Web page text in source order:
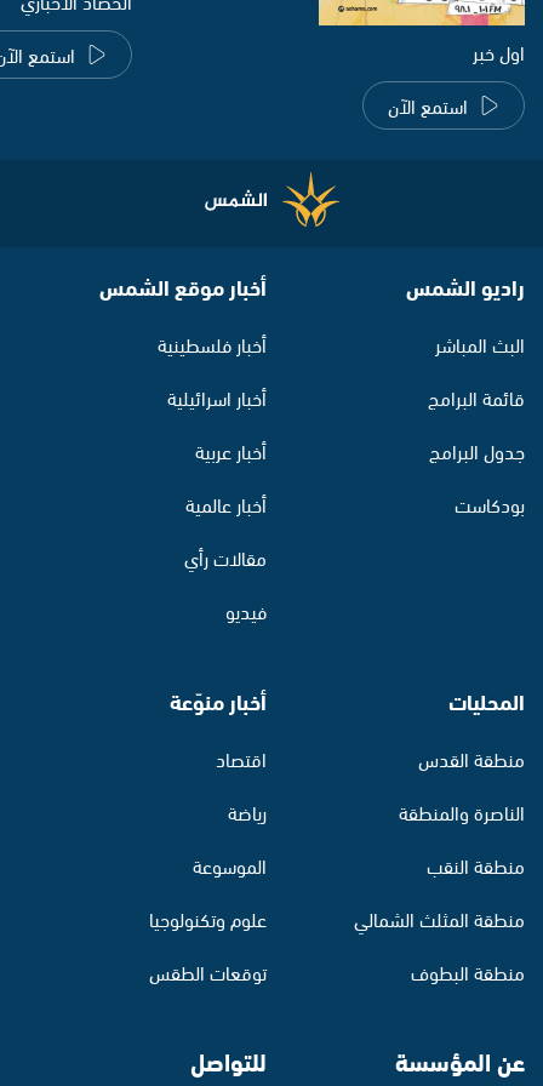
اول خبر
استمع الآن
استمع
راديو الشمس
البث المباشر
قائمة البرامج
جدول البرامج
بودكاست
أخبار موقع الشمس
أخبار فلسطينية
أخبار اسرائيلية
أخبار عربية
أخبار عالمية
مقالات رأي
فيديو
المحليات
منطقة القدس
الناصرة والمنطقة
منطقة النقب
منطقة المثلث الشمالي
منطقة البطوف
أخبار منوّعة
اقتصاد
رياضة
الموسوعة
علوم وتكنولوجيا
توقعات الطقس
عن المؤسسة للتواصل